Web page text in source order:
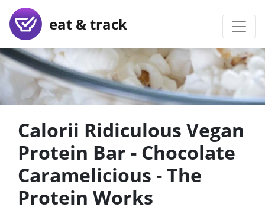
eat & track
Calorii Ridiculous Vegan
Protein Bar - Chocolate
Caramelicious - The
Protein Works